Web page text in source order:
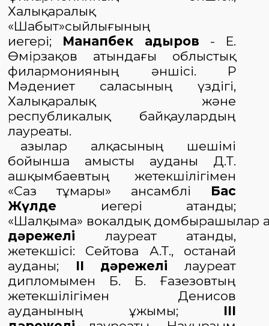
Халықаралық
«Шабыт»сыйлығының
иегері; Манапбек Қадыров - Е.
Өмірзақов атындағы облыстық
филармонияның әншісі. ҚР
Мәдениет саласының үздігі,
Халықаралық және
республикалық байқаулардың
лауреаты.
Қазылар алқасының шешімі
бойынша Қамысты ауданы Д.Т.
Қашқымбаевтың жетекшілігімен
«Саз тұмары» ансамблі Бас
Жүлде иегері атанды;
«Шалқыма» вокалдықдомбырашылар
дәрежелі лауреат атанды,
жетекшісі: Сейтова А.Т., Қостанай
ауданы; II дәрежелі лауреат
дипломымен Б. Б. Ғазезовтың
жетекшілігімен Денисов
ауданының ұжымы; III